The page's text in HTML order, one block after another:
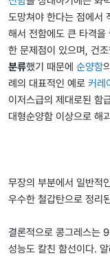
도망쳐야 한다는 점에서
해서 전함에도 큰 타격을
한 문제점이 있으며, 건
분류했기 때문에 순양함
례의 대표적인 예로 커레
이저스급의 제대로된 함
대형순양함 이상으로 해
무장의 부분에서 일반적
우수한 철갑탄으로 정리
결론적으로 콩그레스는
성능도 칼친 함선이다.